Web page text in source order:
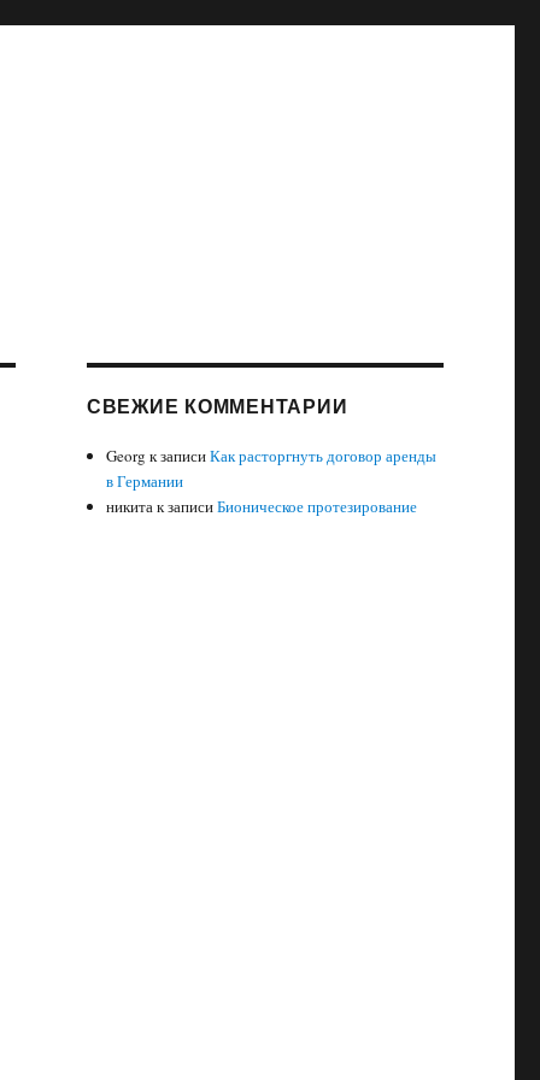
СВЕЖИЕ КОММЕНТАРИИ
Georg к записиКак расторгнуть договор аренды
в Германии
никитак записиБионическое протезирование